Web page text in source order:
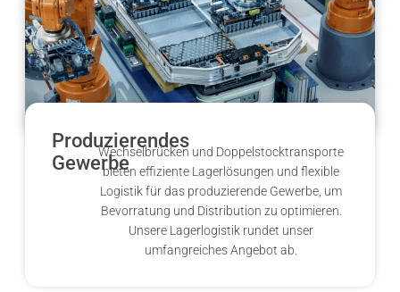
Produzierendes
GewerbeWechselbrücken und Doppelstocktransporte
bieten effiziente Lagerlösungen und flexible
Logistik für das produzierende Gewerbe, um
Bevorratung und Distribution zu optimieren.
Unsere Lagerlogistik rundet unser
umfangreiches Angebot ab.